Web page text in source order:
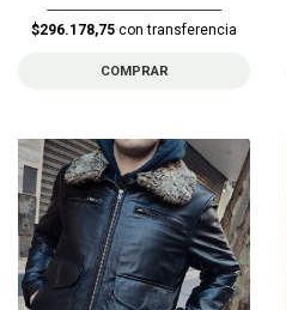
$296.178,75 con transferencia
COMPRAR